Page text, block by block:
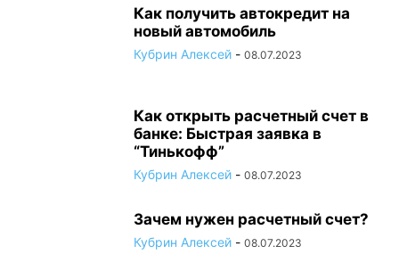
Как получить автокредит на
новый автомобиль
Кубрин Алексей - 08.07.2023
Как открыть расчетный счет в
банке: Быстрая заявка в
“Тинькофф”
Кубрин Алексей - 08.07.2023
Зачем нужен расчетный счет?
Кубрин Алексей - 08.07.2023